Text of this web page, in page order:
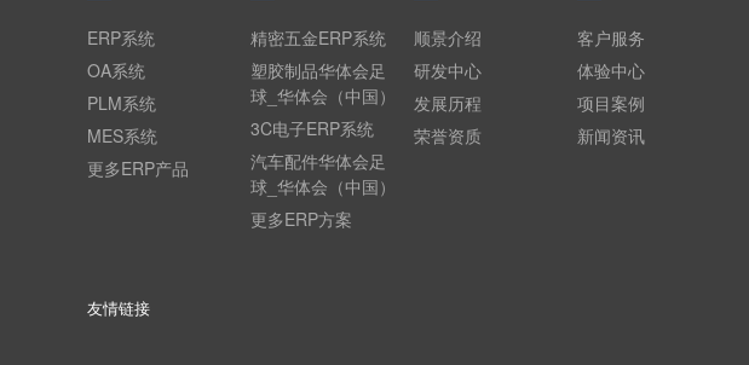
ERP系统
OA系统
PLM系统
MES系统
更多ERP产品
精密五金ERP系统
塑胶制品华体会足
球_华体会（中国）
3C电子ERP系统
汽车配件华体会足
球_华体会（中国）
更多ERP方案
顺景介绍
研发中心
发展历程
荣誉资质
客户服务
体验中心
项目案例
新闻资讯
友情链接